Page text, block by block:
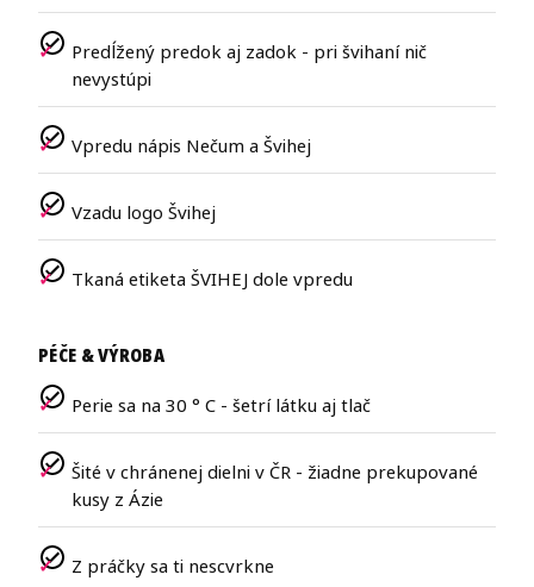
Predĺžený predok aj zadok - pri švihaní nič
nevystúpi
Vpredu nápis Nečum a Švihej
Vzadu logo Švihej
Tkaná etiketa ŠVIHEJ dole vpredu
PÉČE & VÝROBA
Perie sa na 30 ° C - šetrí látku aj tlač
Šité v chránenej dielni v ČR - žiadne prekupované
kusy z Ázie
Z práčky sa ti nescvrkne